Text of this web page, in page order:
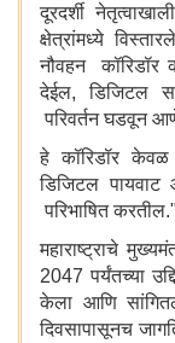
दूरदर्शी
क्षेत्रांमध्ये
नौवहन कॉरिडॉर
देईल, डिजिटल
परिवर्तन घडवून
हे कॉरिडॉर केवळ
डिजिटल पायवाट
परिभाषित करतील."
महाराष्ट्राचे
2047 पर्यंतच्या
केला आणि
दिवसापासूनच